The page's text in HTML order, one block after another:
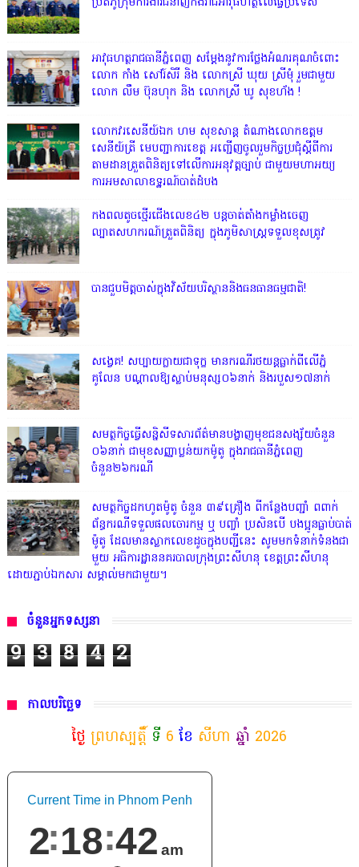
អាវុធហត្ថរាជធានីភ្នំពេញ សម្តែងនូវការថ្លែងអំណរគុណចំពោះ
លោក កាំង សៅរ៍សិរី និង លោកស្រី ឃុយ ស្រីមុំ រួមជាមួយ
លោក លឹម ប៊ុនហុក និង លោកស្រី ឃូ សុខហ័ង !
លោក​វរសេនីយ៍ឯក​ ហម​ សុខសាន្ត តំណាង​លោកឧត្តម
សេនីយ៍ត្រី មេបញ្ជាការ​ខេត្ត អញ្ជេីញចូលរួមកិច្ចប្រជុំស្ដីពីការ
តាមដានត្រួតពិនិត្យទៅលេីការអនុវត្តច្បាប់​ ជាមួយមហាអយ្យ
ការអមសាលាឧទ្ឋរណ៍បាត់ដំបង
កងពលតូចថ្មើរជើងលេខ៤២ បន្តចាត់តាំងកម្លាំងចេញ
ល្បាតសហករណ៍ត្រួតពិនិត្យ ក្នុងភូមិសាស្រ្តទទួលខុសត្រូវ
បានជួបមិត្តចាស់ក្នុងវិស័យបរិស្ថាននិងធនធានធម្មជាតិ!
សង្វេគ! សប្បាយក្លាយជាទុក្ខ មានករណីរថយន្តធ្លាក់ពីលើភ្នំ
គូលែន បណ្ដាលឱ្យស្លាប់មនុស្ស០៦នាក់ និងរបួស១៧នាក់
សមត្ថកិច្ចធ្វើសន្និសីទសារព័ត៌មានបង្ហាញមុខជនសង្ស័យចំនួន
០៦នាក់ ជាមុខសញ្ញាប្លន់យកម៉ូតូ ក្នុងរាជធានីភ្នំពេញ
ចំនួន២៦ករណី
សមត្ថកិច្ចដកហូតម៉ូតូ ចំនួន ៣៩គ្រឿង ពីកន្លែងបញ្ជាំ ពពាក់
ព័ន្ធករណីទទួលផលចោរកម្ម ឬ បញ្ចាំ ប្រសិនបើ បងប្អូនធ្លាប់បាត់
ម៉ូតូ ដែលមានស្លាកលេខដូចក្នុងបញ្ជីនេះ សូមមកទំនាក់ទំនងជា
មួយ អធិការដ្ឋាននគរបាលក្រុងព្រះសីហនុ ខេត្តព្រះសីហនុ
ដោយភ្ជាប់ឯកសារ សម្គាល់មកជាមួយ។
ចំនួនអ្នកទស្សនា
9 3 8 4 2
កាលបរិច្ឆេទ
ថ្ងៃ ព្រហស្បត្តិ៍ ទី 6 ខែ សីហា ឆ្នាំ 2026
Current Time in Phnom Penh
2 18 43 am